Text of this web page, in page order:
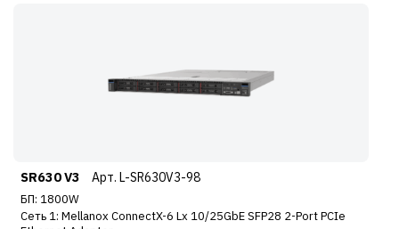
SR630 V3 Арт. L-SR630V3-98
БП: 1800W
Сеть 1: Mellanox ConnectX-6 Lx 10/25GbE SFP28 2-Port PCIe